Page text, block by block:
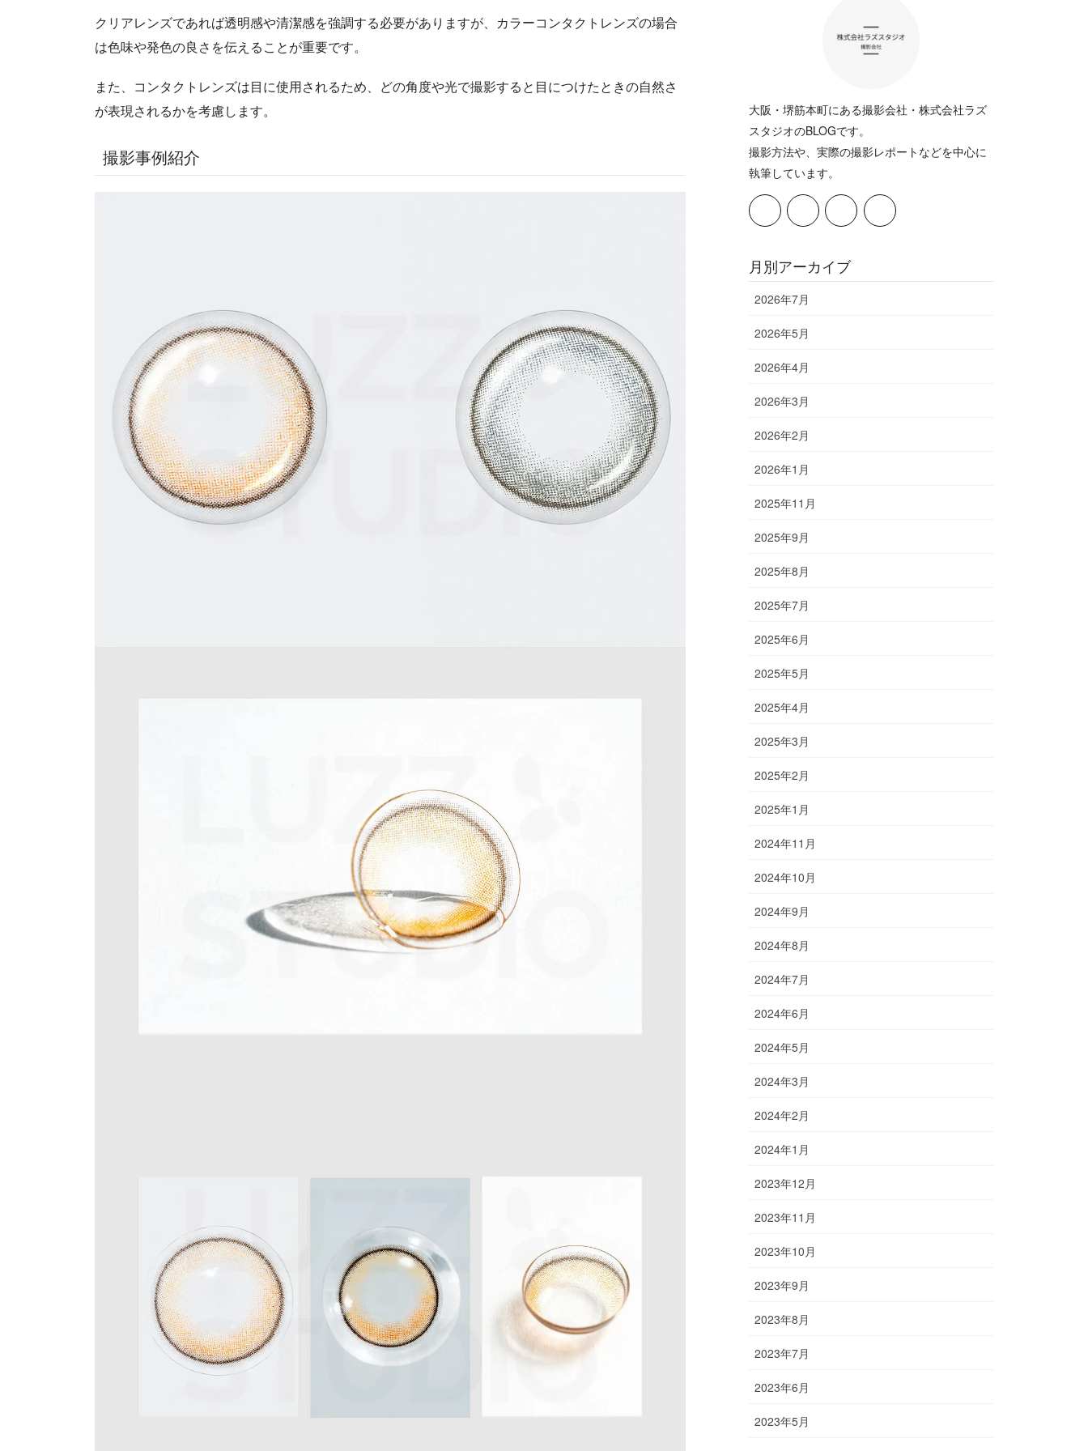
クリアレンズであれば透明感や清潔感を強調する必要がありますが、カラーコンタクトレンズの場合
は色味や発色の良さ を伝えることが重要です。
また、コンタクトレンズは目に使用されるため、どの角度や光で撮影すると目につけたときの自然さ
が表現されるかを考慮します。
撮影事例紹介
大阪・堺筋本町にある撮影会社・株式会社ラズ
スタジオのBLOGです。
撮影方法や、実際の撮影レポートなどを中心に
執筆しています。
月別アーカイブ
2026年7月
2026年5月
2026年4月
2026年3月
2026年2月
2026年1月
2025年11月
2025年9月
2025年8月
2025年7月
2025年6月
2025年5月
2025年4月
2025年3月
2025年2月
2025年1月
2024年11月
2024年10月
2024年9月
2024年8月
2024年7月
2024年6月
2024年5月
2024年3月
2024年2月
2024年1月
2023年12月
2023年11月
2023年10月
2023年9月
2023年8月
2023年7月
2023年6月
2023年5月